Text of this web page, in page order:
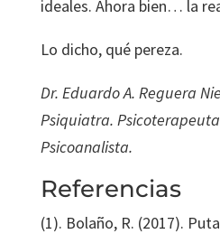
ideales. Ahora bien… la
Lo dicho, qué pereza.
Dr. Eduardo A. Reguera
Psiquiatra. Psicoterapeuta
Psicoanalista.
Referencias
(1). Bolaño, R. (2017).